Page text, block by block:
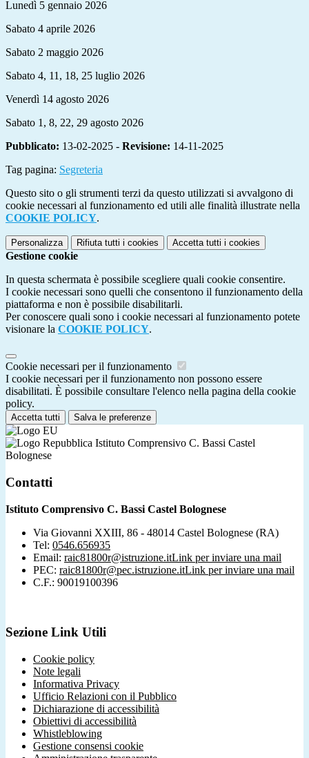
Lunedì 5 gennaio 2026
Sabato 4 aprile 2026
Sabato 2 maggio 2026
Sabato 4, 11, 18, 25 luglio 2026
Venerdì 14 agosto 2026
Sabato 1, 8, 22, 29 agosto 2026
Pubblicato: 13-02-2025 - Revisione: 14-11-2025
Tag pagina: Segreteria
Questo sito o gli strumenti terzi da questo utilizzati si avvalgono di
cookie necessari al funzionamento ed utili alle finalità illustrate nella
COOKIE POLICY.
Personalizza Rifiuta tutti i cookies Accetta tutti i cookies
Gestione cookie
In questa schermata è possibile scegliere quali cookie consentire.
I cookie necessari sono quelli che consentono il funzionamento della
piattaforma e non è possibile disabilitarli.
Per conoscere quali sono i cookie necessari al funzionamento potete
visionare la COOKIE POLICY.
Cookie necessari per il funzionamento
I cookie necessari per il funzionamento non possono essere
disabilitati. È possibile consultare l'elenco nella pagina della cookie
policy.
Accetta tutti Salva le preferenze
Istituto Comprensivo C. Bassi Castel
Bolognese
Contatti
Istituto Comprensivo C. Bassi Castel Bolognese
Via Giovanni XXIII, 86 - 48014 Castel Bolognese (RA)
Tel: 0546.656935
Email: raic81800r@istruzione.itLink per inviare una mail
PEC: raic81800r@pec.istruzione.itLink per inviare una mail
C.F.: 90019100396
Sezione Link Utili
Cookie policy
Note legali
Informativa Privacy
Ufficio Relazioni con il Pubblico
Dichiarazione di accessibilità
Obiettivi di accessibilità
Whistleblowing
Gestione consensi cookie